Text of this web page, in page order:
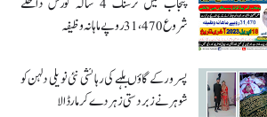
شروع 31،470 روپے ماہانہ وظیفہ
پسرور کے گاؤں بلہے کی رہائشی نئی نویلی دلہن کو
شوہر نے زبردستی زہر دے کر مار ڈالا